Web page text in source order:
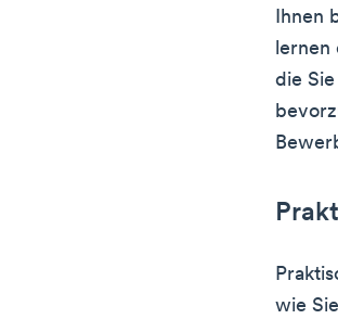
Ihnen
lernen
die
wie